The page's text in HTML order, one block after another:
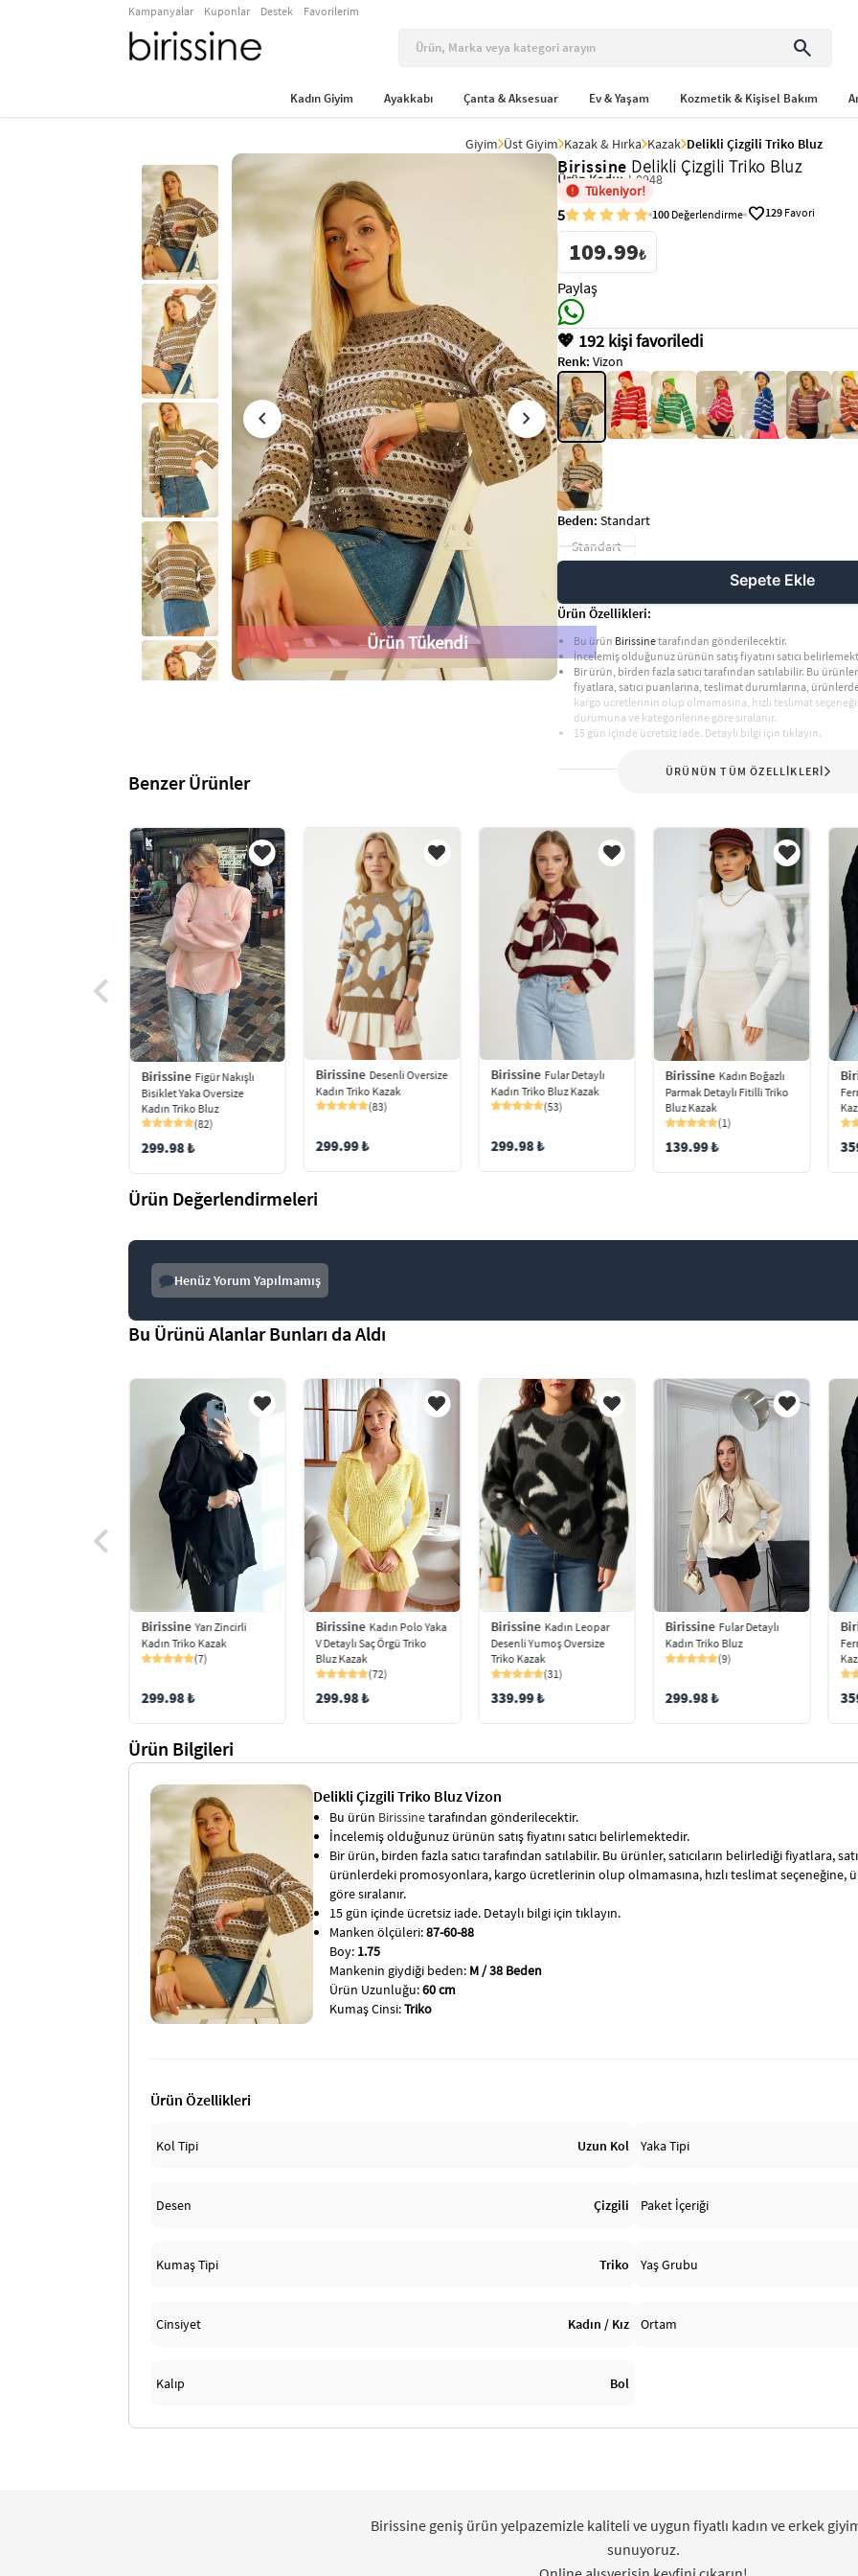
Kampanyalar Kuponlar Destek Favorilerim
search
Kadın Giyim Ayakkabı Çanta & Aksesuar Ev & Yaşam Kozmetik & Kişisel Bakım
Giyim Üst Giyim Kazak & Hırka Kazak Delikli Çizgili Triko Bluz
chevron_left chevron_right
Ürün Tükendi
Birissine Delikli Çizgili Triko Bluz
Ürün Kodu: I-0948
Tükeniyor!
5 100 Değerlendirme favorite129 Favori
109.99₺
Paylaş
💖 192 kişi favoriledi
Renk: Vizon
Beden: Standart
Standart
Sepete Ekle
Ürün Özellikleri:
Bu ürün Birissinetarafından gönderilecektir.
İncelemiş olduğunuz ürünün satış fiyatını satıcı
Bir ürün, birden fazla satıcı tarafından satılabilir. Bu
fiyatlara, satıcı puanlarına, teslimat durumlarına,
kargo ücretlerinin olup olmamasına, hızlı teslimat
durumuna ve kategorilerine göre sıralanır.
15 gün içinde ücretsiz iade. Detaylı bilgi için tıklayın.
ÜRÜNÜN TÜM ÖZELLİKLERİ
Benzer Ürünler
Birissine Figür Nakışlı
Bisiklet Yaka Oversize
Kadın Triko Bluz
(82)
299.98 ₺
Birissine Desenli Oversize
Kadın Triko Kazak
(83)
299.99 ₺
Birissine Fular Detaylı
Kadın Triko Bluz Kazak
(53)
299.98 ₺
Birissine Kadın Boğazlı
Parmak Detaylı Fitilli Triko
Bluz Kazak
(1)
139.99 ₺
Ürün Değerlendirmeleri
Henüz Yorum Yapılmamış
Bu Ürünü Alanlar Bunları da Aldı
Birissine Yarı Zincirli
Kadın Triko Kazak
(7)
299.98 ₺
Birissine Kadın Polo Yaka
V Detaylı Saç Örgü Triko
Bluz Kazak
(72)
299.98 ₺
Birissine Kadın Leopar
Desenli Yumoş Oversize
Triko Kazak
(31)
339.99 ₺
Birissine Fular Detaylı
Kadın Triko Bluz
(9)
299.98 ₺
Ürün Bilgileri
Delikli Çizgili Triko Bluz Vizon
Bu ürün Birissinetarafından gönderilecektir.
İncelemiş olduğunuz ürünün satış fiyatını satıcı belirlemektedir.
Bir ürün, birden fazla satıcı tarafından satılabilir. Bu ürünler, satıcıların belirlediği fiyatlara,
ürünlerdeki promosyonlara, kargo ücretlerinin olup olmamasına, hızlı teslimat
göre sıralanır.
15 gün içinde ücretsiz iade. Detaylı bilgi için tıklayın.
Manken ölçüleri:87-60-88
Boy: 1.75
Mankenin giydiği beden: M / 38 Beden
Ürün Uzunluğu:60 cm
Kumaş Cinsi:Triko
Ürün Özellikleri
Kol Tipi Uzun Kol Yaka Tipi
Desen Çizgili Paket İçeriği
Kumaş Tipi Triko Yaş Grubu
Cinsiyet Kadın / Kız Ortam
Kalıp Bol
Birissine geniş ürün yelpazemizle kaliteli ve uygun fiyatlı kadın ve erkek
sunuyoruz.